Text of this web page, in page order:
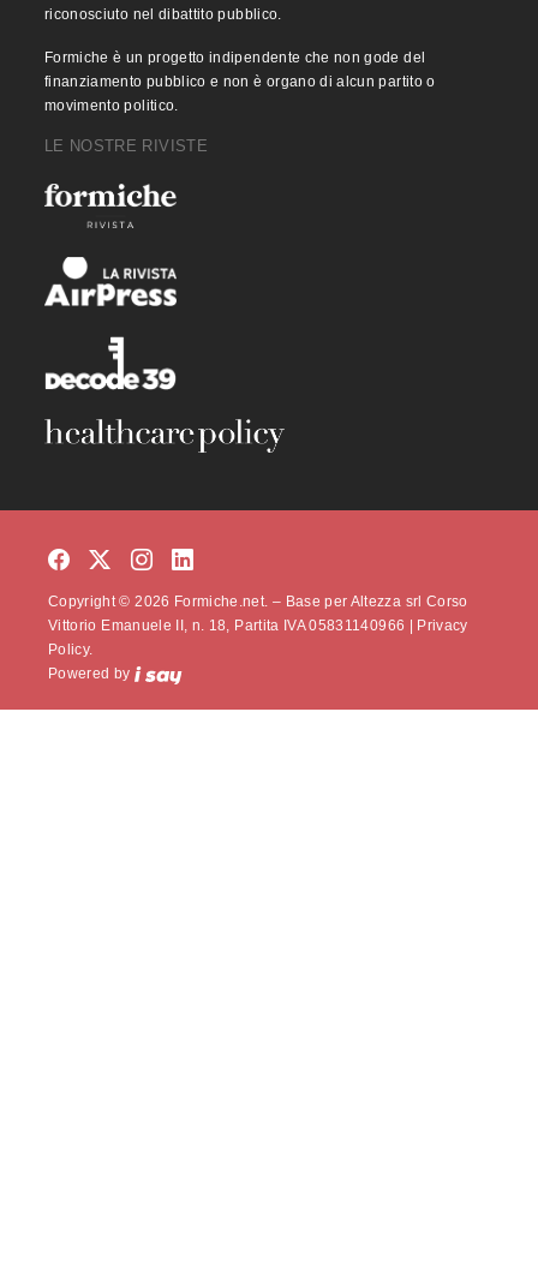
riconosciuto nel dibattito pubblico.
Formiche è un progetto indipendente che non gode del
finanziamento pubblico e non è organo di alcun partito o
movimento politico.
LE NOSTRE RIVISTE
Copyright © 2026 Formiche.net. – Base per Altezza srl Corso
Vittorio Emanuele II, n. 18, Partita IVA 05831140966 |
Privacy
Policy.
Powered by